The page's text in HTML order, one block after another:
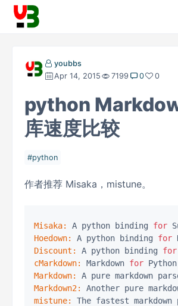
youbbs
Apr 14, 2015
7199 0 0
python
库速度比较
python
作者推荐 Misaka，mistune。
Misaka: A python binding for
Hoedown:
A python binding for
Discount:
A python binding for
cMarkdown:
Markdown for
Markdown:
Markdown2:
mistune:
The fastest markdown